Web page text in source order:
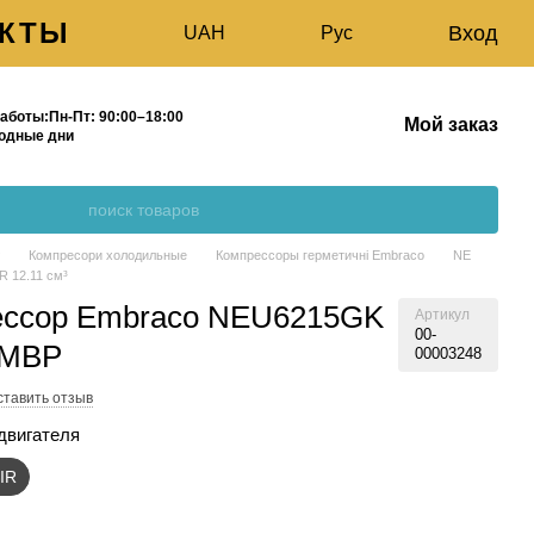
UAH Рус Вход
Пн-Пт: 90:00–18:00
дни
Мой заказ
Компресори холодильные Компрессоры герметичні Embraco
NE
12.11 см³
Embraco NEU6215GK
Артикул
00-
00003248
отзыв